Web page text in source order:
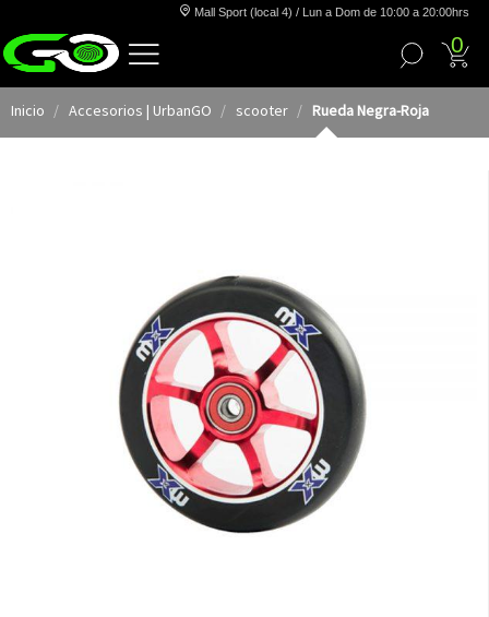
Mall Sport (local 4) / Lun a Dom de 10:00 a 20:00hrs
0
Inicio Accesorios | UrbanGO scooter Rueda Negra-Roja